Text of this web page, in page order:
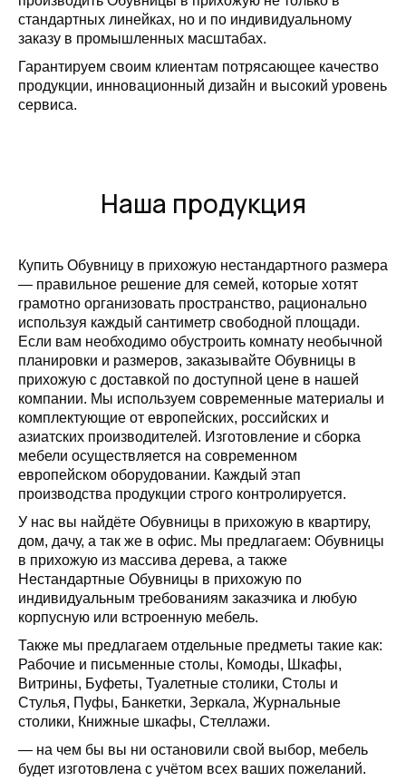
стандартных линейках, но и по индивидуальному
заказу в промышленных масштабах.
Гарантируем своим клиентам потрясающее качество
продукции, инновационный дизайн и высокий уровень
сервиса.
Наша продукция
Купить Обувницу в прихожую нестандартного размера
— правильное решение для семей, которые хотят
грамотно организовать пространство, рационально
используя каждый сантиметр свободной площади.
Если вам необходимо обустроить комнату необычной
планировки и размеров, заказывайте Обувницы в
прихожую с доставкой по доступной цене в нашей
компании. Мы используем современные материалы и
комплектующие от европейских, российских и
азиатских производителей. Изготовление и сборка
мебели осуществляется на современном
европейском оборудовании. Каждый этап
производства продукции строго контролируется.
У нас вы найдёте Обувницы в прихожую в квартиру,
дом, дачу, а так же в офис. Мы предлагаем: Обувницы
в прихожую из массива дерева, а также
Нестандартные Обувницы в прихожую по
индивидуальным требованиям заказчика и любую
корпусную или встроенную мебель.
Также мы предлагаем отдельные предметы такие как:
Рабочие и письменные столы, Комоды, Шкафы,
Витрины, Буфеты, Туалетные столики, Столы и
Стулья, Пуфы, Банкетки, Зеркала, Журнальные
столики, Книжные шкафы, Стеллажи.
— на чем бы вы ни остановили свой выбор, мебель
будет изготовлена с учётом всех ваших пожеланий.